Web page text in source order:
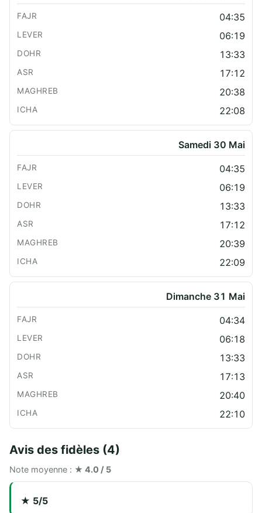
04:35
06:19
13:33
17:12
20:38
22:08
Samedi 30 Mai
04:35
06:19
13:33
17:12
20:39
22:09
Dimanche 31 Mai
04:34
06:18
13:33
17:13
20:40
22:10
Avis des fidèles (4)
Note moyenne : ★ 4.0 / 5
★ 5/5